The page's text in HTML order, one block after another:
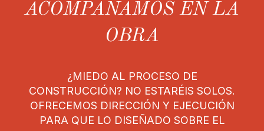
ACOMPAÑAMOS EN LA
OBRA
¿MIEDO AL PROCESO DE
CONSTRUCCIÓN? NO ESTARÉIS SOLOS.
OFRECEMOS DIRECCIÓN Y EJECUCIÓN
PARA QUE LO DISEÑADO SOBRE EL